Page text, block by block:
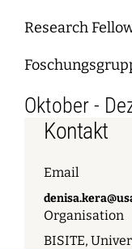
Research
Oktober -
Kontakt
Email
Organisation
BISITE,